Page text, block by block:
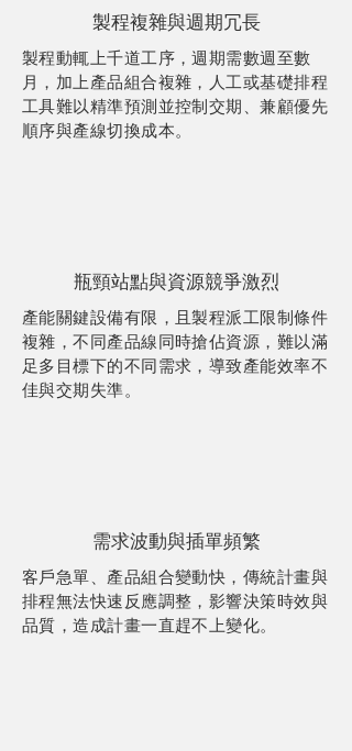
製程複雜與週期冗長
製程動輒上千道工序，週期需數週至數
月，加上產品組合複雜，人工或基礎排程
工具難以精準預測並控制交期、兼顧優先
順序與產線切換成本。
瓶頸站點與資源競爭激烈
產能關鍵設備有限，且製程派工限制條件
複雜，不同產品線同時搶佔資源，難以滿
足多目標下的不同需求，導致產能效率不
佳與交期失準。
需求波動與插單頻繁
客戶急單、產品組合變動快，傳統計畫與
排程無法快速反應調整，影響決策時效與
品質，造成計畫一直趕不上變化。